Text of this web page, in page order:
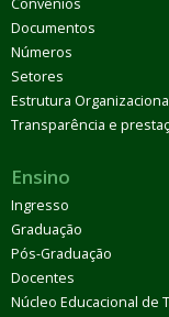
Convênios
Documentos
Números
Setores
Estrutura
Transparência e
Ensino
Ingresso
Graduação
Pós-Graduação
Docentes
Núcleo Educacional de